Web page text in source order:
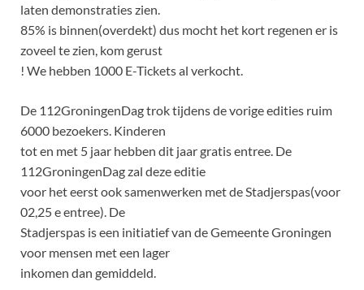
laten demonstraties zien.
85% is binnen(overdekt) dus mocht het kort regenen er is
zoveel te zien, kom gerust
! We hebben 1000 E-Tickets al verkocht.
De 112GroningenDag trok tijdens de vorige edities ruim
6000 bezoekers. Kinderen
tot en met 5 jaar hebben dit jaar gratis entree. De
112GroningenDag zal deze editie
voor het eerst ook samenwerken met de Stadjerspas(voor
02,25 e entree). De
Stadjerspas is een initiatief van de Gemeente Groningen
voor mensen met een lager
inkomen dan gemiddeld.